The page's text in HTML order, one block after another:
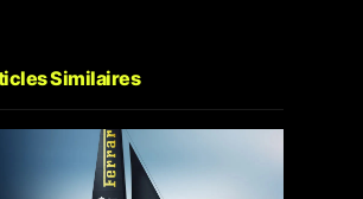
Similaires